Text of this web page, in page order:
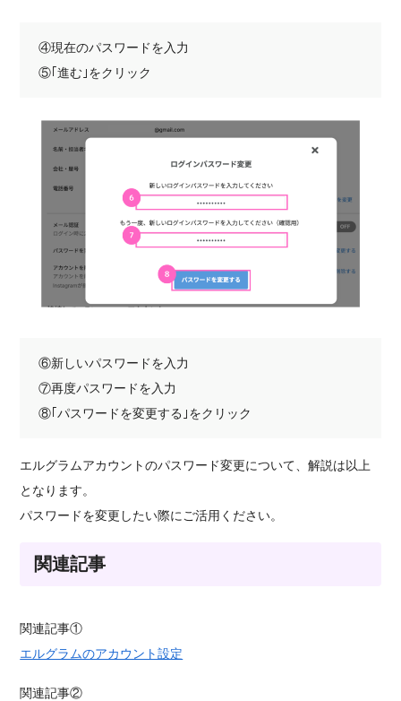
④現在のパスワードを入力
⑤｢進む｣をクリック
⑥新しいパスワードを入力
⑦再度パスワードを入力
⑧｢パスワードを変更する｣をクリック
エルグラムアカウントのパスワード変更について、解説は以上
となります。
パスワードを変更したい際にご活用ください。
関連記事
関連記事①
エルグラムのアカウント設定
関連記事②